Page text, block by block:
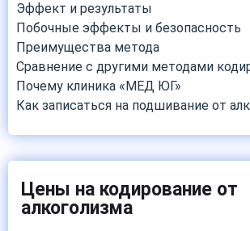
Эффект и результаты
Побочные эффекты и безопасность
Преимущества метода
Сравнение с другими методами
Почему клиника «МЕД ЮГ»
Как записаться на подшивание от
Цены на кодирование от
алкоголизма